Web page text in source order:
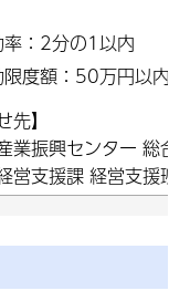
：2分の1以内
度額：50万円以内
先】
業振興センター 総
営支援課 経営支援